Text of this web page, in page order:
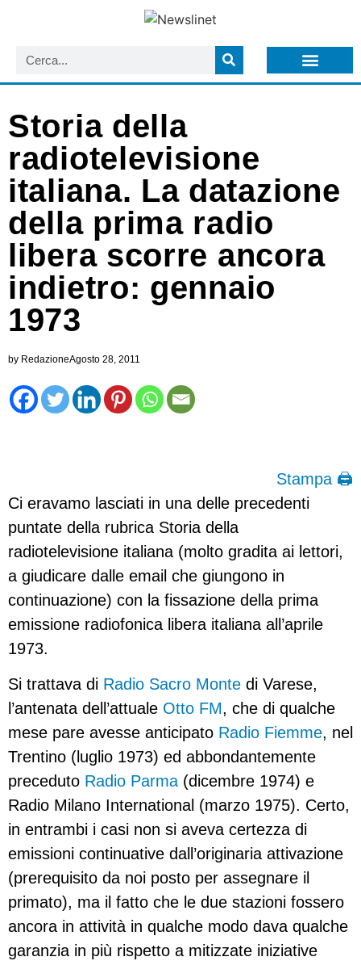
Storia della
radiotelevisione
italiana. La datazione
della prima radio
libera scorre ancora
indietro: gennaio
1973
by RedazioneAgosto 28, 2011
Stampa 🖨
Ci eravamo lasciati in una delle precedenti
puntate della rubrica Storia della
radiotelevisione italiana (molto gradita ai lettori,
a giudicare dalle email che giungono in
continuazione) con la fissazione della prima
emissione radiofonica libera italiana all’aprile
1973.
Si trattava di Radio Sacro Monte di Varese,
l’antenata dell’attuale Otto FM, che di qualche
mese pare avesse anticipato Radio Fiemme, nel
Trentino (luglio 1973) ed abbondantemente
preceduto Radio Parma (dicembre 1974) e
Radio Milano International (marzo 1975). Certo,
in entrambi i casi non si aveva certezza di
emissioni continuative dall’originaria attivazione
(prerequisito da noi posto per assegnare il
primato), ma il fatto che le due stazioni fossero
ancora in attività in qualche modo dava qualche
garanzia in più rispetto a mitizzate iniziative